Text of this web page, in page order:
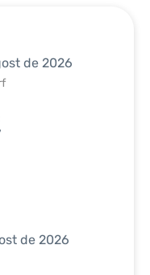
de 2026
de 2026